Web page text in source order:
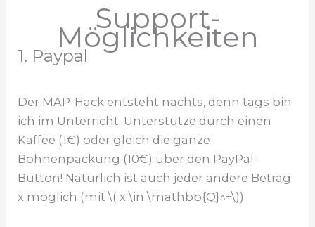
Support-
Möglichkeiten
1. Paypal
Der MAP-Hack entsteht nachts, denn tags bin
ich im Unterricht. Unterstütze durch einen
Kaffee (1€) oder gleich die ganze
Bohnenpackung (10€) über den PayPal-
Button! Natürlich ist auch jeder andere Betrag
x möglich (mit \( x \in \mathbb{Q}^+\))